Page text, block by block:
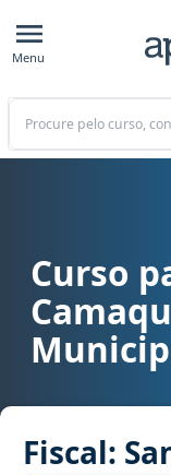
Menu
Buscar
Curso para concurso
Curso
Fiscal: